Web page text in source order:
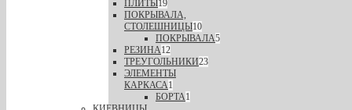
ПЛИТЫ19
ПОКРЫВАЛА,
СТОЛЕШНИЦЫ10
ПОКРЫВАЛА5
РЕЗИНА12
ТРЕУГОЛЬНИКИ23
ЭЛЕМЕНТЫ
КАРКАСА1
БОРТА1